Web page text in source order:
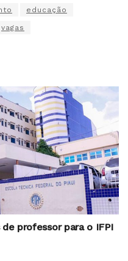
educação
vagas
professor para o IFPI